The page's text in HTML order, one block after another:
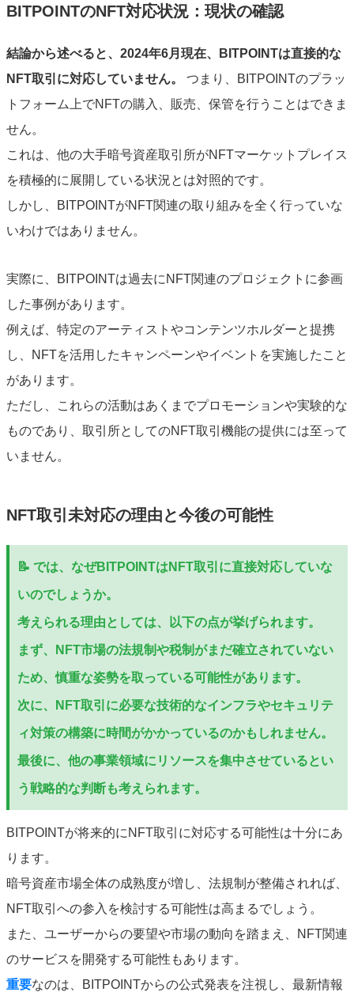
BITPOINTのNFT対応状況：現状の確認
結論から述べると、 2024年6月現在、BITPOINTは直接的な
NFT取引に対応していません。
つまり、BITPOINTのプラッ
トフォーム上でNFTの購入、販売、保管を行うことはできま
せん。
これは、他の大手暗号資産取引所がNFTマーケットプレイス
を積極的に展開している状況とは対照的です。
しかし、BITPOINTがNFT関連の取り組みを全く行っていな
いわけではありません。
実際に、BITPOINTは過去にNFT関連のプロジェクトに参画
した事例があります。
例えば、特定のアーティストやコンテンツホルダーと提携
し、NFTを活用したキャンペーンやイベントを実施したこと
があります。
ただし、これらの活動はあくまでプロモーションや実験的な
ものであり、取引所としてのNFT取引機能の提供には至って
いません。
NFT取引未対応の理由と今後の可能性
📝 では、なぜBITPOINTはNFT取引に直接対応していな
いのでしょうか。
考えられる理由としては、以下の点が挙げられます。
まず、NFT市場の法規制や税制がまだ確立されていない
ため、慎重な姿勢を取っている可能性があります。
次に、NFT取引に必要な技術的なインフラやセキュリテ
ィ対策の構築に時間がかかっているのかもしれません。
最後に、他の事業領域にリソースを集中させているとい
う戦略的な判断も考えられます。
BITPOINTが将来的にNFT取引に対応する可能性は十分にあ
ります。
暗号資産市場全体の成熟度が増し、法規制が整備されれば、
NFT取引への参入を検討する可能性は高まるでしょう。
また、ユーザーからの要望や市場の動向を踏まえ、NFT関連
のサービスを開発する可能性もあります。
重要なのは、BITPOINTからの公式発表を注視し、最新情報